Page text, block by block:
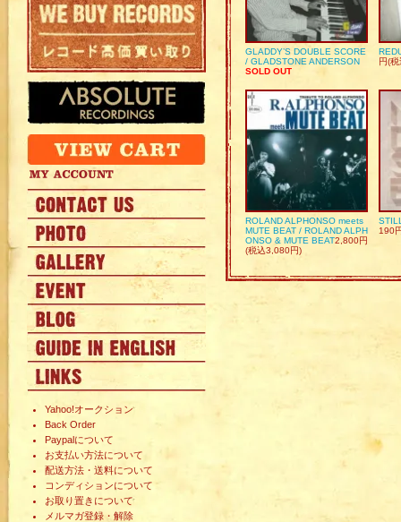
Yahoo!オークション
Back Order
Paypalについて
お支払い方法について
配送方法・送料について
コンディションについて
お取り置きについて
メルマガ登録・解除
GLADDY’S DOUBLE SCORE
/ GLADSTONE ANDERSON
SOLD OUT
円(
ROLAND ALPHONSO meets
MUTE BEAT / ROLAND ALPH
ONSO & MUTE BEAT2,800円
(税込3,080円)
190